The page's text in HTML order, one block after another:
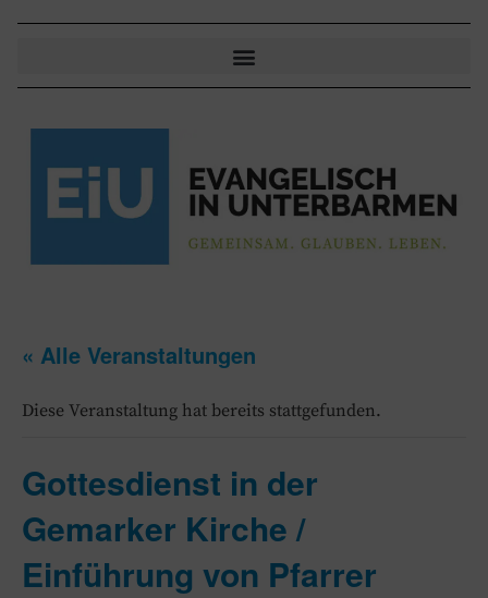
« Alle Veranstaltungen
Diese Veranstaltung hat bereits stattgefunden.
Gottesdienst in der
Gemarker Kirche /
Einführung von Pfarrer